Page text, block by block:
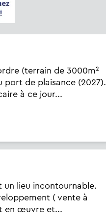
(terrain de 3000m²
port de plaisance (2027).
à ce jour...
un lieu incontournable.
( vente à
en œuvre et...